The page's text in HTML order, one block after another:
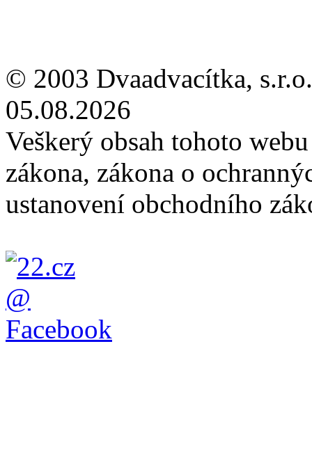
© 2003 Dvaadvacítka,
05.08.2026
Veškerý obsah tohoto
zákona, zákona o
ustanovení obchodního